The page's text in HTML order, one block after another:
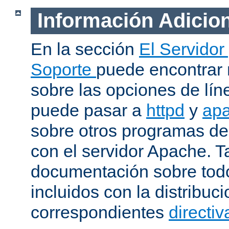
Información
En la sección El
Soporte puede
sobre las opciones de
puede pasar a httpd y
sobre otros programas
con el servidor Apache.
documentación sobre
incluidos con la
correspondientes